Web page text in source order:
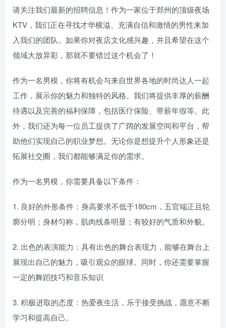
请关注我们最新的招聘信息！作为一家位于郑州的顶级夜场
KTV，我们正在寻找才华横溢、充满自信和激情的男性来加
入我们的团队。如果你对夜店文化感兴趣，并且希望在这个
领域大放异彩，那就不要错过这个机会了！
作为一名男模，你将有机会与来自世界各地的时尚达人一起
工作，展示你的魅力和独特的风格。我们将提供丰厚的薪酬
待遇以及完善的福利保障，包括医疗保险、带薪年假等。此
外，我们还为每一位员工提供了广阔的发展空间和平台，帮
助他们实现自己的职业梦想。无论你是想提升个人形象还是
拓展社交圈，我们都能够满足你的需求。
作为一名男模，你需要具备以下条件：
1. 良好的外形条件：身高要求不低于180cm，五官端正且轮
廓分明；身材匀称，肌肉线条明显；有较好的气质和外貌。
2. 出色的表演能力：具有出色的舞台表现力，能够在舞台上
展现出自己的魅力，吸引观众的眼球。同时，你还需要掌握
一定的舞蹈技巧和音乐知识
3. 积极进取的态度：热爱夜生活，乐于接受挑战，愿意不断
学习和提高自己。